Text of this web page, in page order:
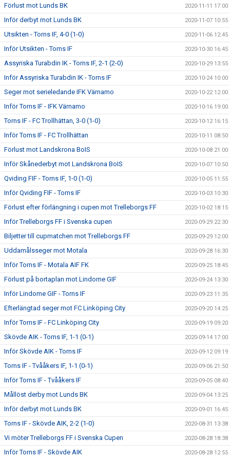
Förlust mot Lunds BK 2020-11-11 17:00
Inför derbyt mot Lunds BK 2020-11-07 10:55
Utsikten - Torns IF, 4-0 (1-0) 2020-11-06 12:45
Inför Utsikten - Torns IF 2020-10-30 16:45
Assyriska Turabdin IK - Torns IF, 2-1 (2-0) 2020-10-29 13:55
Inför Assyriska Turabdin IK - Torns IF 2020-10-24 10:00
Seger mot serieledande IFK Värnamo 2020-10-22 12:00
Inför Torns IF - IFK Värnamo 2020-10-16 19:00
Torns IF - FC Trollhättan, 3-0 (1-0) 2020-10-12 16:15
Inför Torns IF - FC Trollhättan 2020-10-11 08:50
Förlust mot Landskrona BoIS 2020-10-08 21:00
Inför Skånederbyt mot Landskrona BoIS 2020-10-07 10:50
Qviding FIF - Torns IF, 1-0 (1-0) 2020-10-05 11:55
Inför Qviding FIF - Torns IF 2020-10-03 10:30
Förlust efter förlängning i cupen mot Trelleborgs FF 2020-10-02 18:15
Inför Trelleborgs FF i Svenska cupen 2020-09-29 22:30
Biljetter till cupmatchen mot Trelleborgs FF 2020-09-29 12:00
Uddamålsseger mot Motala 2020-09-28 16:30
Inför Torns IF - Motala AIF FK 2020-09-25 18:45
Förlust på bortaplan mot Lindome GIF 2020-09-24 13:30
Inför Lindome GIF - Torns IF 2020-09-23 11:35
Efterlängtad seger mot FC Linköping City 2020-09-20 14:25
Inför Torns IF - FC Linköping City 2020-09-19 09:20
Skövde AIK - Torns IF, 1-1 (0-1) 2020-09-14 17:00
Inför Skövde AIK - Torns IF 2020-09-12 09:19
Torns IF - Tvååkers IF, 1-1 (0-1) 2020-09-06 21:50
Inför Torns IF - Tvååkers IF 2020-09-05 08:40
Mållöst derby mot Lunds BK 2020-09-04 13:25
Inför derbyt mot Lunds BK 2020-09-01 16:45
Torns IF - Skövde AIK, 2-2 (1-0) 2020-08-31 13:38
Vi möter Trelleborgs FF i Svenska Cupen 2020-08-28 18:38
Inför Torns IF - Skövde AIK 2020-08-28 12:55